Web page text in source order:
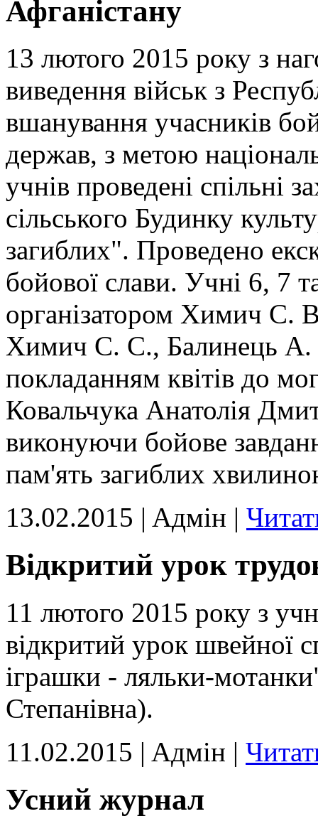
Афганістану
13 лютого 2015 року з
виведення військ з
вшанування учасників
держав, з метою
учнів проведені спільні
сільського Будинку
загиблих". Проведено
бойової слави. Учні 6, 7
організатором Химич С.
Химич С. С., Балинець А.
покладанням квітів до
Ковальчука Анатолія
виконуючи бойове
пам'ять загиблих
13.02.2015 | Aдмін |
Відкритий урок
11 лютого 2015 року з
відкритий урок швейної
іграшки - ляльки-
Степанівна).
11.02.2015 | Aдмін |
Усний журнал